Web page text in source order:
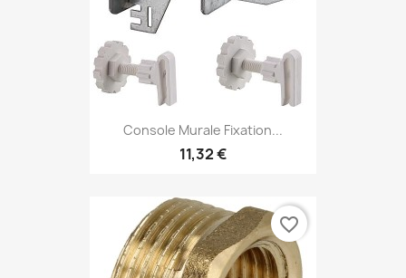
Console Murale Fixation...
11,32 €
favorite_border